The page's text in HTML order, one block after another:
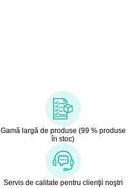
Gamă largă de produse (99 % produse
în stoc)
Servis de calitate pentru clienţii noştri